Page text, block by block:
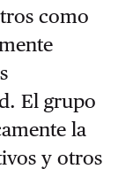
como
El grupo
la
y otros